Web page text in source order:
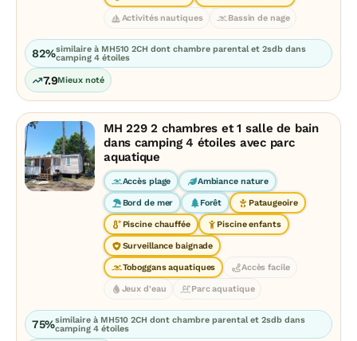
Activités nautiques Bassin de nage
82%similaire à MH510 2CH dont chambre parental et 2sdb dans
camping 4 étoiles
7.9Mieux noté
MH 229 2 chambres et 1 salle de bain
dans camping 4 étoiles avec parc
aquatique
Accès plage Ambiance nature
Bord de mer Forêt Pataugeoire
Piscine chauffée Piscine enfants
Surveillance baignade
Toboggans aquatiques Accès facile
Jeux d'eau Parc aquatique
75%similaire à MH510 2CH dont chambre parental et 2sdb dans
camping 4 étoiles